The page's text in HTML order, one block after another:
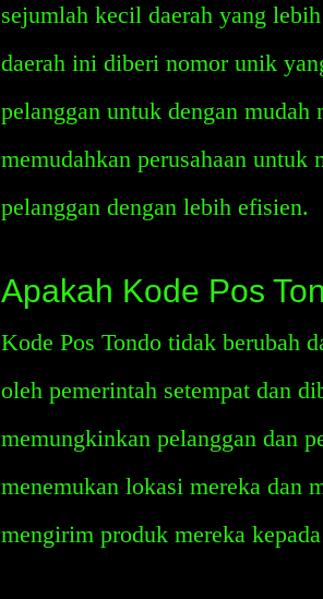
sejumlah kecil daerah yang
daerah ini diberi nomor unik
pelanggan untuk dengan mudah
memudahkan perusahaan
pelanggan dengan lebih efisien.
Apakah Kode Pos
Kode Pos Tondo tidak berubah
oleh pemerintah setempat dan
memungkinkan pelanggan dan
menemukan lokasi mereka dan
mengirim produk mereka